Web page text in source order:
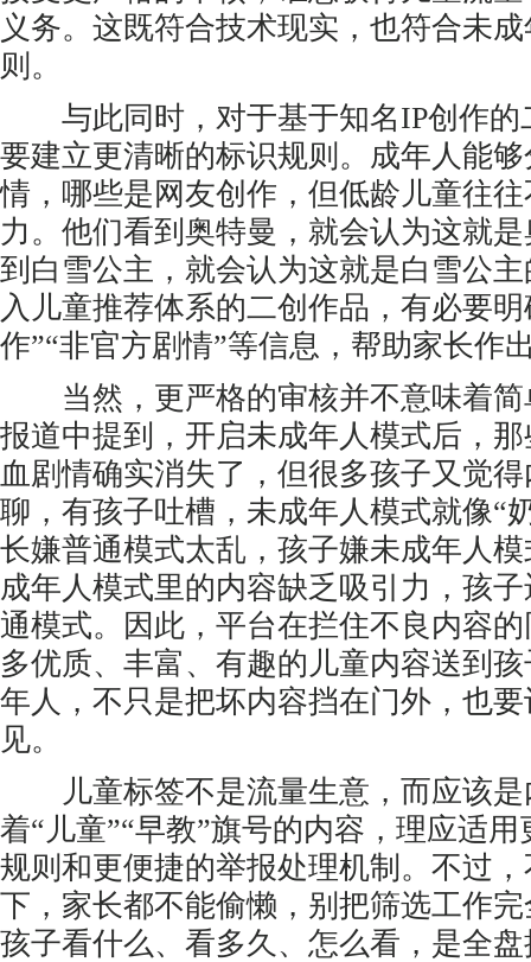
义务。这既符合技术现实，也符合未
则。
与此同时，对于基于知名IP创作的
要建立更清晰的标识规则。成年人能
情，哪些是网友创作，但低龄儿童往
力。他们看到奥特曼，就会认为这就
到白雪公主，就会认为这就是白雪公
入儿童推荐体系的二创作品，有必要
作”“非官方剧情”等信息，帮助家长作
当然，更严格的审核并不意味着简
报道中提到，开启未成年人模式后，
血剧情确实消失了，但很多孩子又觉
聊，有孩子吐槽，未成年人模式就像“
长嫌普通模式太乱，孩子嫌未成年人
成年人模式里的内容缺乏吸引力，孩
通模式。因此，平台在拦住不良内容
多优质、丰富、有趣的儿童内容送到
年人，不只是把坏内容挡在门外，也
见。
儿童标签不是流量生意，而应该是
着“儿童”“早教”旗号的内容，理应适
规则和更便捷的举报处理机制。不过
下，家长都不能偷懒，别把筛选工作
孩子看什么、看多久、怎么看，是全